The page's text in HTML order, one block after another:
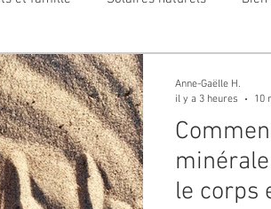
engagées Maison Velvet Luxembourg
le corps
Anne-Gaëlle H.
il y a 3 heures
10